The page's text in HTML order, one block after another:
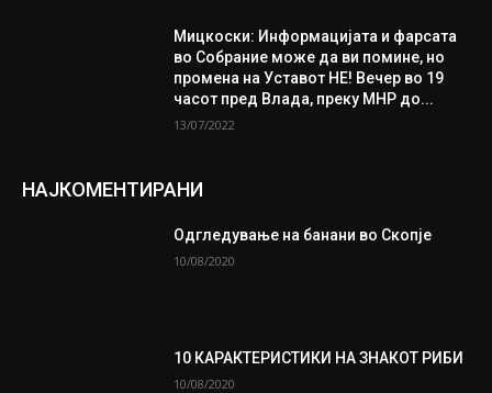
Мицкоски: Информацијата и фарсата
во Собрание може да ви помине, но
промена на Уставот НЕ! Вечер во 19
часот пред Влада, преку МНР до...
13/07/2022
НАЈКОМЕНТИРАНИ
Одгледување на банани во Скопје
10/08/2020
10 КАРАКТЕРИСТИКИ НА ЗНАКОТ РИБИ
10/08/2020